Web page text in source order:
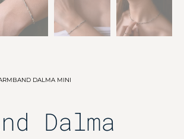
DALMA MINI
Dalma